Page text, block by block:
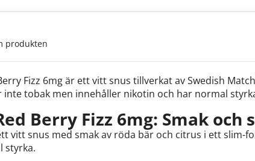
produkten
Fizz 6mg är ett vitt snus tillverkat av Swedish
inte tobak men innehåller nikotin och har normal
Berry Fizz 6mg: Smak och
vitt snus med smak av röda bär och citrus i ett slim-
styrka.